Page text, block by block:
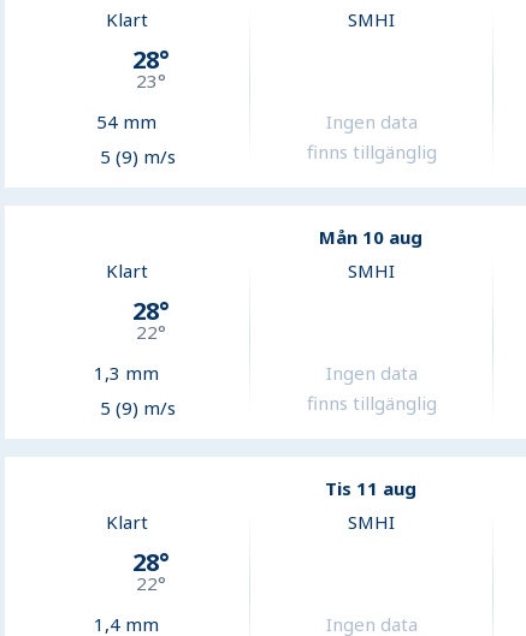
Klart
28°
23°
54 mm
5 (9) m/s
SMHI
Ingen data
finns tillgänglig
Mån 10 aug
Klart
28°
22°
1,3 mm
5 (9) m/s
SMHI
Ingen data
finns tillgänglig
Tis 11 aug
Klart
28°
22°
1,4 mm
SMHI
Ingen data